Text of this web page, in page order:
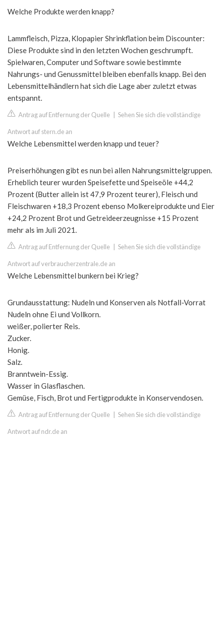
Welche Produkte werden knapp?
Lammfleisch, Pizza, Klopapier Shrinkflation beim Discounter:
Diese Produkte sind in den letzten Wochen geschrumpft.
Spielwaren, Computer und Software sowie bestimmte
Nahrungs- und Genussmittel bleiben ebenfalls knapp. Bei den
Lebensmittelhändlern hat sich die Lage aber zuletzt etwas
entspannt.
Antrag auf Entfernung der Quelle Sehen Sie sich die vollständige
Antwort auf stern.de an
Welche Lebensmittel werden knapp und teuer?
Preiserhöhungen gibt es nun bei allen Nahrungsmittelgruppen.
Erheblich teurer wurden Speisefette und Speiseöle +44,2
Prozent (Butter allein ist 47,9 Prozent teurer), Fleisch und
Fleischwaren +18,3 Prozent ebenso Molkereiprodukte und Eier
+24,2 Prozent Brot und Getreideerzeugnisse +15 Prozent
mehr als im Juli 2021.
Antrag auf Entfernung der Quelle Sehen Sie sich die vollständige
Antwort auf verbraucherzentrale.de an
Welche Lebensmittel bunkern bei Krieg?
Grundausstattung: Nudeln und Konserven als Notfall-Vorrat
Nudeln ohne Ei und Vollkorn.
weißer, polierter Reis.
Zucker.
Honig.
Salz.
Branntwein-Essig.
Wasser in Glasflaschen.
Gemüse, Fisch, Brot und Fertigprodukte in Konservendosen.
Antrag auf Entfernung der Quelle Sehen Sie sich die vollständige
Antwort auf ndr.de an